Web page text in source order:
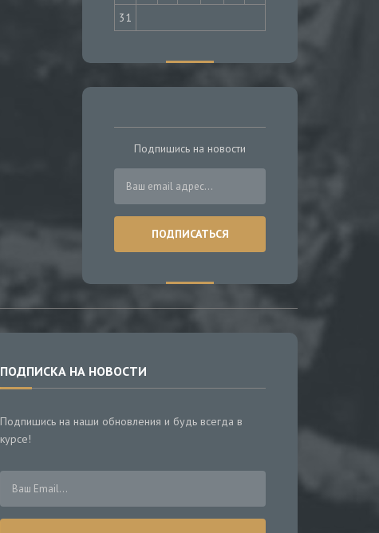
31
Подпишись на новости
ПОДПИСКА НА НОВОСТИ
Подпишись на наши обновления и будь всегда в
курсе!